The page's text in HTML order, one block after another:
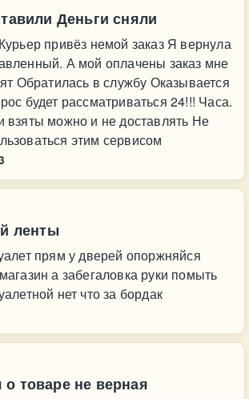
Деньги сняли
привёз немой заказ Я вернула
А мой оплачены заказ мне
Обратилась в службу Оказывается
будет рассматриваться 24!!! Часа.
взяты можно и не доставлять Не
этим сервисом
ленты
прям у дверей опоржняйся
а забегаловка руки помыть
нет что за бордак
товаре не верная